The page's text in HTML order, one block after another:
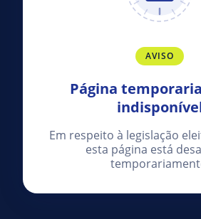
AVISO
Página
Em respeito à legislação
esta página está